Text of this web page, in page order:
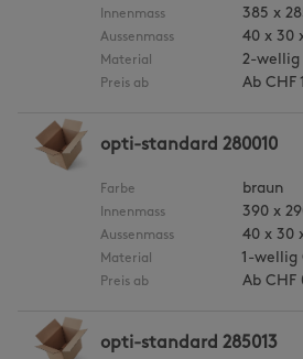
Innenmass 385 x
Aussenmass 40 x 30
Material 2-wellig
Preis ab Ab CHF
opti-standard 280010
Farbe braun
Innenmass 390 x
Aussenmass 40 x 30
Material 1-wellig
Preis ab Ab CHF
opti-standard 285013